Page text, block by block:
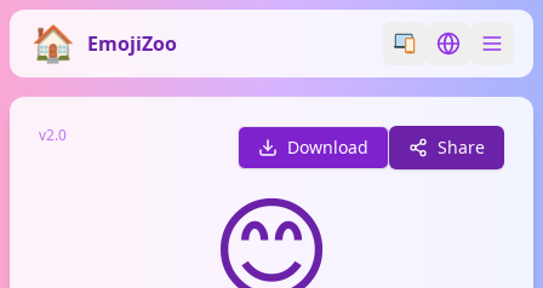
EmojiZoo Switch emoji
Switch
v2.0
Download Share
😊